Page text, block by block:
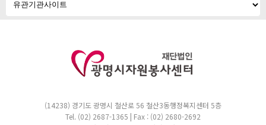
(14238) 경기도 광명시 철산로 56 철산3동행정복지센터 5층
Tel. (02) 2687-1365 | Fax : (02) 2680-2692